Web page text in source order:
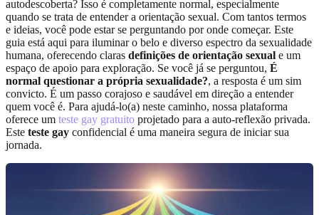
autodescoberta? Isso é completamente normal, especialmente
quando se trata de entender a orientação sexual. Com tantos termos
e ideias, você pode estar se perguntando por onde começar. Este
guia está aqui para iluminar o belo e diverso espectro da sexualidade
humana, oferecendo claras definições de orientação sexual e um
espaço de apoio para exploração. Se você já se perguntou, É
normal questionar a própria sexualidade?, a resposta é um sim
convicto. É um passo corajoso e saudável em direção a entender
quem você é. Para ajudá-lo(a) neste caminho, nossa plataforma
oferece um teste gay gratuito projetado para a auto-reflexão privada.
Este teste gay confidencial é uma maneira segura de iniciar sua
jornada.